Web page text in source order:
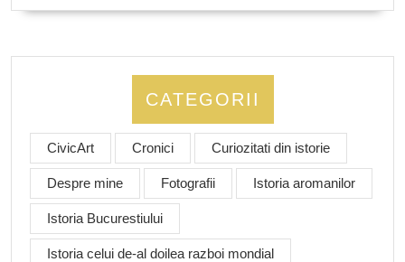
CATEGORII
CivicArt Cronici Curiozitati din istorie
Despre mine Fotografii Istoria aromanilor
Istoria Bucurestiului
Istoria celui de-al doilea razboi mondial